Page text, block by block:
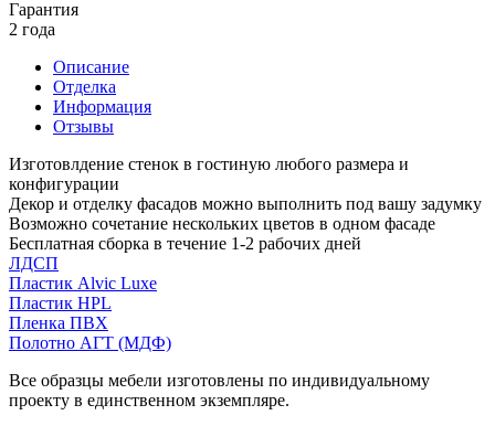
Гарантия
2 года
Описание
Отделка
Информация
Отзывы
Изготовлдение стенок в гостиную любого размера и
конфигурации
Декор и отделку фасадов можно выполнить под вашу задумку
Возможно сочетание нескольких цветов в одном фасаде
Бесплатная сборка в течение 1-2 рабочих дней
ЛДСП
Пластик Alvic Luxe
Пластик HPL
Пленка ПВХ
Полотно АГТ (МДФ)
Все образцы мебели изготовлены по индивидуальному
проекту в единственном экземпляре.